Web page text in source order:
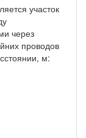
участок
через
проводов
м: